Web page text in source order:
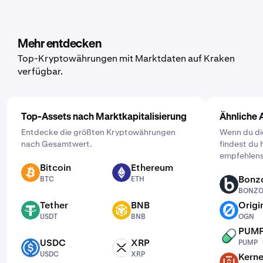
den du kaufen möchtest, und lege über die Schaltfläche
„Einmalig“ die Häufigkeit fest. Wähle dann einen Zeitplan
der für dich passt: täglich, wöchentlich oder monatlich.
Mehr entdecken
Top-Kryptowährungen mit Marktdaten auf Kraken
verfügbar.
Top-Assets nach Marktkapitalisierung
Entdecke die größten Kryptowährungen
nach Gesamtwert.
BTC Bitcoin
BTC
ETH Ethereum
ETH
USDT Tether
USDT
BNB BNB
BNB
USDC USDC
USDC
XRP XRP
XRP
Ähnliche
Wenn du
findest du
BONZO
BONZO
OGN
OGN
PUMP
PUMP
KERNEL